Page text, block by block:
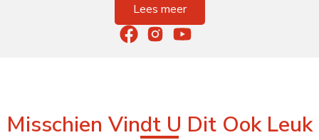
Lees meer
Misschien Vindt U Dit Ook Leuk